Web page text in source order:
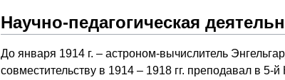
Научно-педагогическая
До января 1914 г. – астроном-вычислитель
совместительству в 1914 – 1918 гг. преподавал в